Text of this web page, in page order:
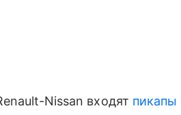
-Nissan входят пикапы